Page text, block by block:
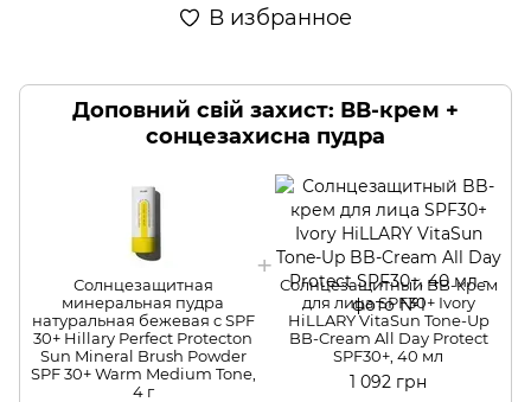
В избранное
Доповний свій захист: ВВ-крем +
сонцезахисна пудра
Солнцезащитная
минеральная пудра
натуральная бежевая c SPF
30+ Hillary Perfect Protecton
Sun Mineral Brush Powder
SPF 30+ Warm Medium Tone,
4 г
Солнцезащитный BB-крем
для лица SPF30+ Ivory
HiLLARY VitaSun Tone-Up
BB-Cream All Day Protect
SPF30+, 40 мл
1 092 грн